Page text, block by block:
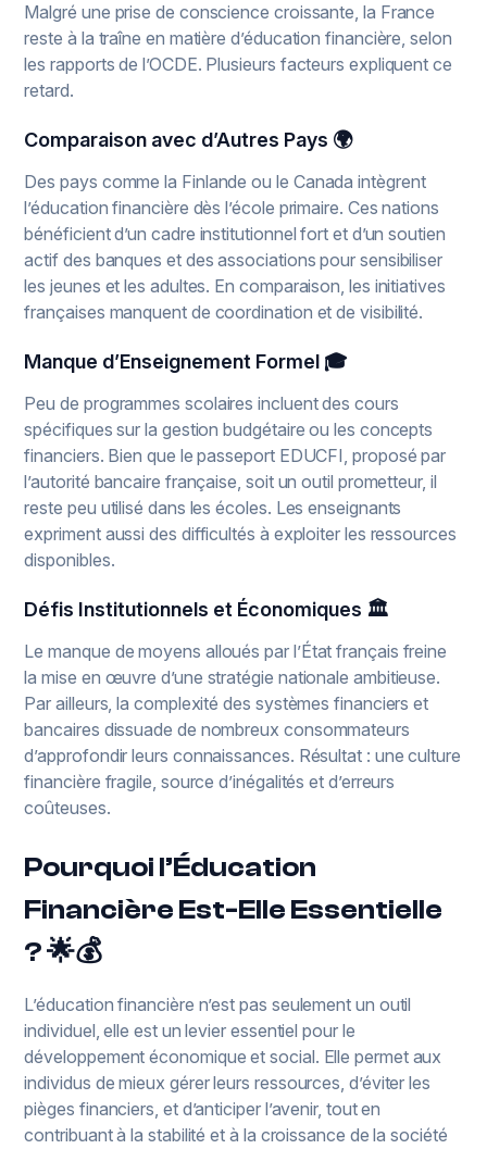
Malgré une prise de conscience croissante, la France
reste à la traîne en matière d’éducation financière, selon
les rapports de l’OCDE. Plusieurs facteurs expliquent ce
retard.
Comparaison avec d’Autres Pays 🌍
Des pays comme la Finlande ou le Canada intègrent
l’éducation financière dès l’école primaire. Ces nations
bénéficient d’un cadre institutionnel fort et d’un soutien
actif des banques et des associations pour sensibiliser
les jeunes et les adultes. En comparaison, les initiatives
françaises manquent de coordination et de visibilité.
Manque d’Enseignement Formel 🎓
Peu de programmes scolaires incluent des cours
spécifiques sur la gestion budgétaire ou les concepts
financiers. Bien que le passeport EDUCFI, proposé par
l’autorité bancaire française, soit un outil prometteur, il
reste peu utilisé dans les écoles. Les enseignants
expriment aussi des difficultés à exploiter les ressources
disponibles.
Défis Institutionnels et Économiques 🏛️
Le manque de moyens alloués par l’État français freine
la mise en œuvre d’une stratégie nationale ambitieuse.
Par ailleurs, la complexité des systèmes financiers et
bancaires dissuade de nombreux consommateurs
d’approfondir leurs connaissances. Résultat : une culture
financière fragile, source d’inégalités et d’erreurs
coûteuses.
Pourquoi l’Éducation
Financière Est-Elle Essentielle
? 🌟💰
L’éducation financière n’est pas seulement un outil
individuel, elle est un levier essentiel pour le
développement économique et social. Elle permet aux
individus de mieux gérer leurs ressources, d’éviter les
pièges financiers, et d’anticiper l’avenir, tout en
contribuant à la stabilité et à la croissance de la société